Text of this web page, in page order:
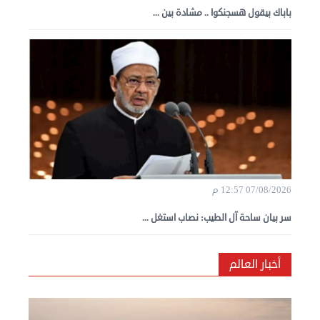
باباك بيقول هسجنكوا .. مشادة بين ...
07/08/2026 12:57 م
سر بيان ساحة آل الطيب: نصاب استغل ...
أخبار العالم